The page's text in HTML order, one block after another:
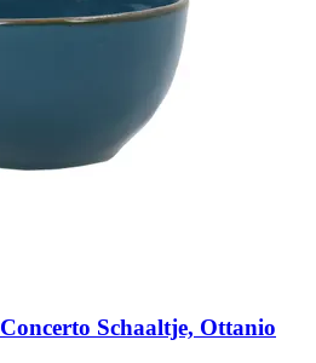
Concerto Schaaltje, Ottanio